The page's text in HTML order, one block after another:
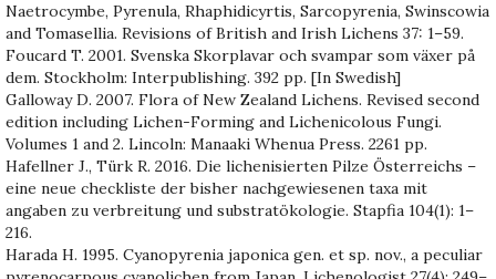
Naetrocymbe, Pyrenula, Rhaphidicyrtis, Sarcopyrenia, Swinscowia
and Tomasellia. Revisions of British and Irish Lichens 37: 1–59.
Foucard T. 2001. Svenska Skorplavar och svampar som växer på
dem. Stockholm: Interpublishing. 392 pp. [In Swedish]
Galloway D. 2007. Flora of New Zealand Lichens. Revised second
edition including Lichen-Forming and Lichenicolous Fungi.
Volumes 1 and 2. Lincoln: Manaaki Whenua Press. 2261 pp.
Hafellner J., Türk R. 2016. Die lichenisierten Pilze Österreichs –
eine neue checkliste der bisher nachgewiesenen taxa mit
angaben zu verbreitung und substratökologie. Stapfia 104(1): 1–
216.
Harada H. 1995. Cyanopyrenia japonica gen. et sp. nov., a peculiar